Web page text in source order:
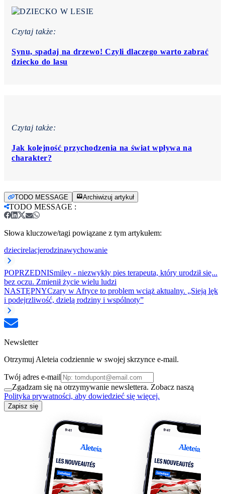
Czytaj także:
Synu, spadaj na drzewo! Czyli dlaczego warto zabrać
dziecko do lasu
Czytaj także:
Jak kolejność przychodzenia na świat wpływa na
charakter?
TODO MESSAGE Archiwizuj artykuł
TODO MESSAGE :
Słowa kluczowe/tagi powiązane z tym artykułem:
dziecirelacjerodzinawychowanie
POPRZEDNISmiley - niezwykły pies terapeuta, który urodził się...
bez oczu. Zmienił życie wielu ludzi
NASTĘPNYCzary w Afryce to problem wciąż aktualny. „Sieją lęk
i podejrzliwość, dzielą rodziny i wspólnoty”
Newsletter
Otrzymuj Aleteia codziennie w swojej skrzynce e-mail.
Twój adres e-mail
Zgadzam się na otrzymywanie newslettera. Zobacz naszą
Polityka prywatności, aby dowiedzieć się więcej.
Zapisz się